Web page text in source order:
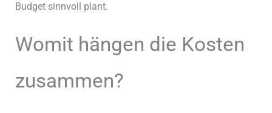
Budget sinnvoll plant.
Womit hängen die Kosten
zusammen?